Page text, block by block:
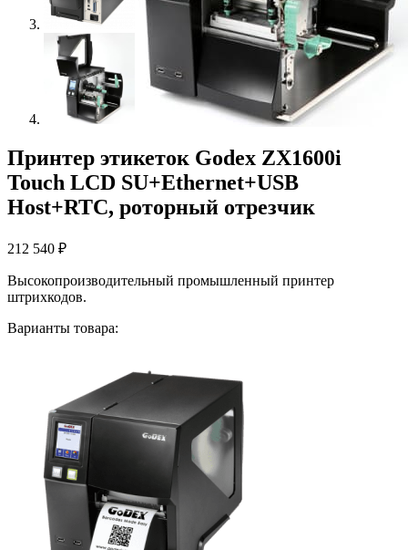
Принтер этикеток Godex ZX1600i
Touch LCD SU+Ethernet+USB
Host+RTC, роторный отрезчик
212 540 ₽
Высокопроизводительный промышленный принтер
штрихкодов.
Варианты товара: